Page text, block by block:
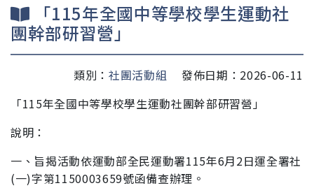
「115年全國中等學校學生運動社
團幹部研習營」
類別： 社團活動組
發佈日期：2026-06-11
「115年全國中等學校學生運動社團幹部研習營」
說明：
一、旨揭活動依運動部全民運動署115年6月2日運全署社
(一)字第1150003659號函備查辦理。